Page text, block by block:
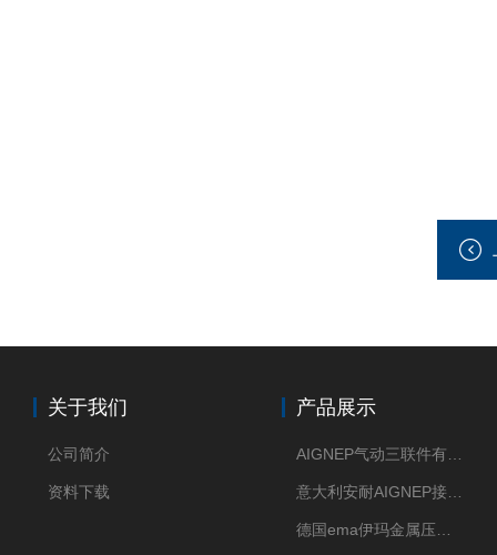
关于我们
公司简介
资料下载
产品展示